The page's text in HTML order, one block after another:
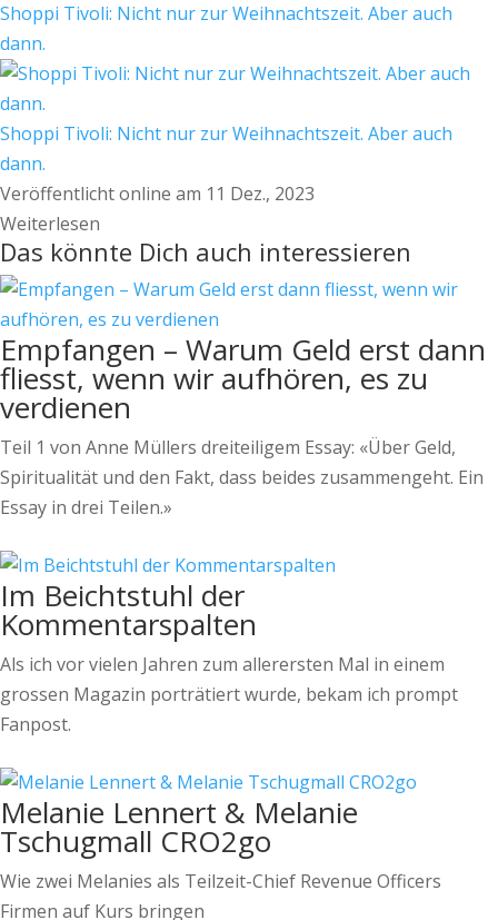
Shoppi Tivoli: Nicht nur zur Weihnachtszeit. Aber auch
dann.
Shoppi Tivoli: Nicht nur zur Weihnachtszeit. Aber auch
dann.
Veröffentlicht online am 11 Dez., 2023
Weiterlesen
Das könnte Dich auch interessieren
Empfangen – Warum Geld erst dann
fliesst, wenn wir aufhören, es zu
verdienen
Teil 1 von Anne Müllers dreiteiligem Essay: «Über Geld,
Spiritualität und den Fakt, dass beides zusammengeht. Ein
Essay in drei Teilen.»
Im Beichtstuhl der
Kommentarspalten
Als ich vor vielen Jahren zum allerersten Mal in einem
grossen Magazin porträtiert wurde, bekam ich prompt
Fanpost.
Melanie Lennert & Melanie
Tschugmall CRO2go
Wie zwei Melanies als Teilzeit-Chief Revenue Officers
Firmen auf Kurs bringen